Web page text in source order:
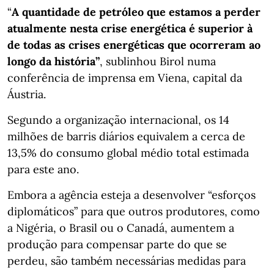
“A quantidade de petróleo que estamos a perder
atualmente nesta crise energética é superior à
de todas as crises energéticas que ocorreram ao
longo da história”, sublinhou Birol numa
conferência de imprensa em Viena, capital da
Áustria.
Segundo a organização internacional, os 14
milhões de barris diários equivalem a cerca de
13,5% do consumo global médio total estimada
para este ano.
Embora a agência esteja a desenvolver “esforços
diplomáticos” para que outros produtores, como
a Nigéria, o Brasil ou o Canadá, aumentem a
produção para compensar parte do que se
perdeu, são também necessárias medidas para